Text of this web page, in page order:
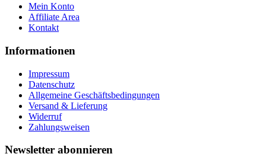
Mein Konto
Affiliate Area
Kontakt
Informationen
Impressum
Datenschutz
Allgemeine Geschäftsbedingungen
Versand & Lieferung
Widerruf
Zahlungsweisen
Newsletter abonnieren